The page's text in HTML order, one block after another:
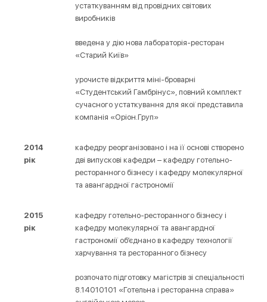
устаткуванням від провідних світових
виробників
введена у дію нова лабораторія-ресторан
«Старий Київ»
урочисте відкриття міні-броварні
«Студентський Гамбрінус», повний комплект
сучасного устаткування для якої представила
компанія «Оріон.Груп»
2014
рік
кафедру реорганізовано і на її основі створено
дві випускові кафедри – кафедру готельно-
ресторанного бізнесу і кафедру молекулярної
та авангардної гастрономії
2015
рік
кафедру готельно-ресторанного бізнесу і
кафедру молекулярної та авангардної
гастрономії об’єднано в кафедру технології
харчування та ресторанного бізнесу
розпочато підготовку магістрів зі спеціальності
8.14010101 «Готельна і ресторанна справа»